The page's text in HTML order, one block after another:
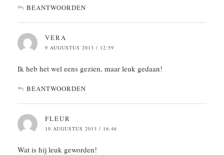
BEANTWOORDEN
VERA
9 AUGUSTUS 2013 / 12:59
Ik heb het wel eens gezien, maar leuk gedaan!
BEANTWOORDEN
FLEUR
10 AUGUSTUS 2013 / 16:46
Wat is hij leuk geworden!